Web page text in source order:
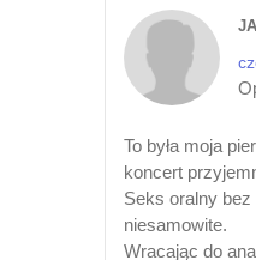
To była moja
koncert
Seks oralny
niesamowite.
Wracając do